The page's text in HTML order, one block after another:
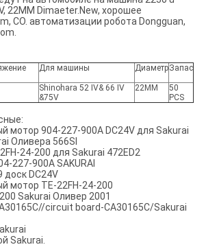
22MM Dimaeter.New, хорошее
CO. автоматизации робота Dongguan,
Для машины ДиаметрЗапас
Shinohara 52 IV& 66 IV
&75V
22MM
50
PCS
мотор 904-227-900A DC24V для Sakurai
Оливера 566SI
24-200 для Sakurai 472ED2
227-900A SAKURAI
доск DC24V
мотор TE-22FH-24-200
Sakurai Оливер 2001
circuit board-CA30165C/Sakurai
Sakurai.